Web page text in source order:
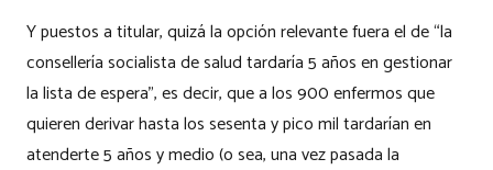
Y puestos a titular, quizá la opción relevante fuera el de “la
consellería socialista de salud tardaría 5 años en gestionar
la lista de espera”, es decir, que a los 900 enfermos que
quieren derivar hasta los sesenta y pico mil tardarían en
atenderte 5 años y medio (o sea, una vez pasada la